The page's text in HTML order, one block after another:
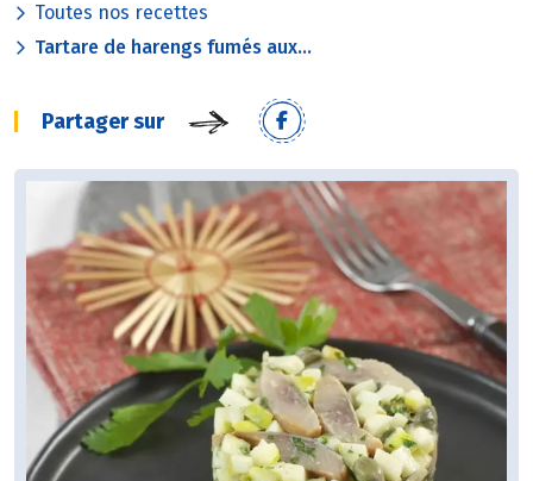
Toutes nos recettes
Tartare de harengs fumés aux...
Partager sur